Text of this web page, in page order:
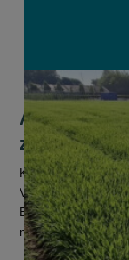
Kan
Vlaanderen?
Bottelare sluiten
momenteel uit